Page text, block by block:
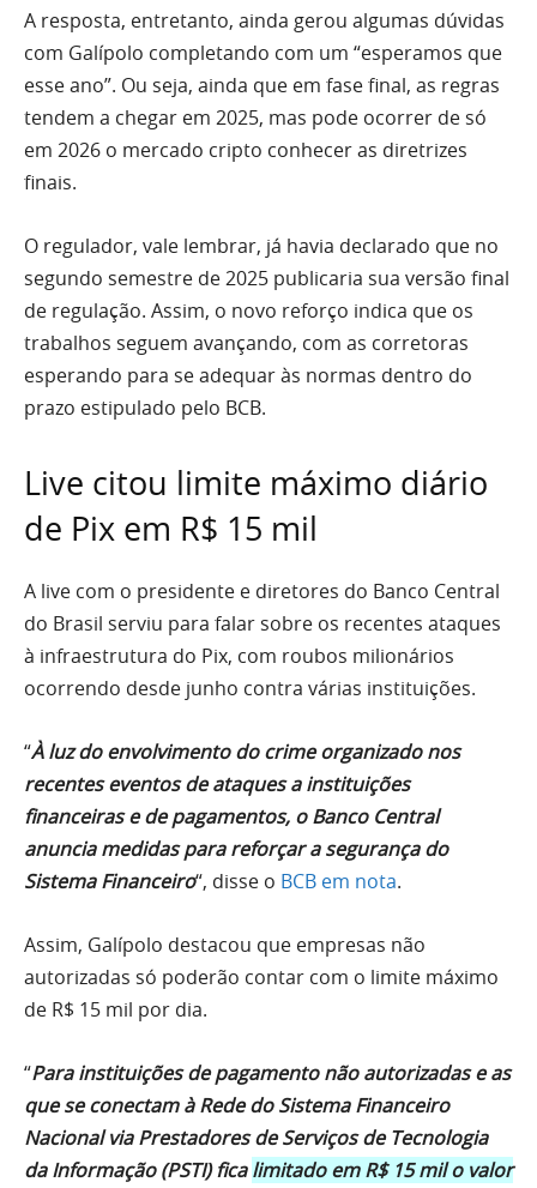
A resposta, entretanto, ainda gerou algumas dúvidas
com Galípolo completando com um “esperamos que
esse ano”. Ou seja, ainda que em fase final, as regras
tendem a chegar em 2025, mas pode ocorrer de só
em 2026 o mercado cripto conhecer as diretrizes
finais.
O regulador, vale lembrar, já havia declarado que no
segundo semestre de 2025 publicaria sua versão final
de regulação. Assim, o novo reforço indica que os
trabalhos seguem avançando, com as corretoras
esperando para se adequar às normas dentro do
prazo estipulado pelo BCB.
Live citou limite máximo diário
de Pix em R$ 15 mil
A live com o presidente e diretores do Banco Central
do Brasil serviu para falar sobre os recentes ataques
à infraestrutura do Pix, com roubos milionários
ocorrendo desde junho contra várias instituições.
“À luz do envolvimento do crime organizado nos
recentes eventos de ataques a instituições
financeiras e de pagamentos, o Banco Central
anuncia medidas para reforçar a segurança do
Sistema Financeiro“, disse o BCB em nota.
Assim, Galípolo destacou que empresas não
autorizadas só poderão contar com o limite máximo
de R$ 15 mil por dia.
“Para instituições de pagamento não autorizadas e as
que se conectam à Rede do Sistema Financeiro
Nacional via Prestadores de Serviços de Tecnologia
da Informação (PSTI) ficalimitado em R$ 15 mil o valor